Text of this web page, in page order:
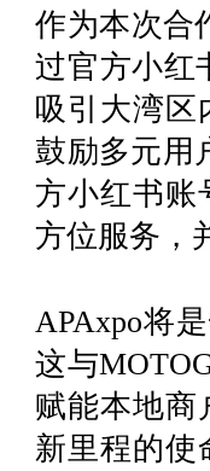
作为本次合
过官方小红
吸引大湾
鼓励多元用
方小红书账
方位服务，
APAxpo将
这与
赋能本地商
新里程的使